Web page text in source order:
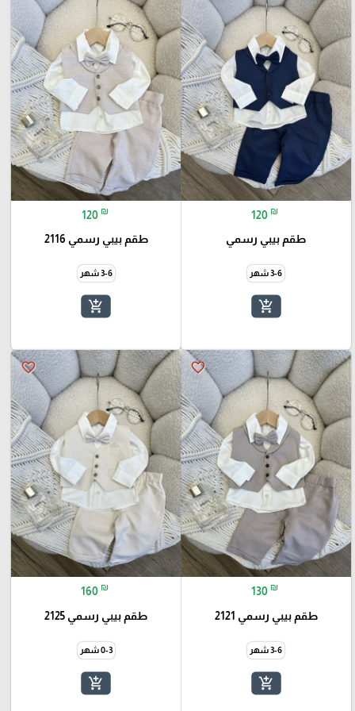
120 ₪
طقم بيبي رسمي
3-6 شهر
add_shopping_cart
120 ₪
طقم بيبي رسمي 2116
3-6 شهر
add_shopping_cart
favorite_border
130 ₪
طقم بيبي رسمي 2121
3-6 شهر
add_shopping_cart
favorite_border
160 ₪
طقم بيبي رسمي 2125
0-3 شهر
add_shopping_cart